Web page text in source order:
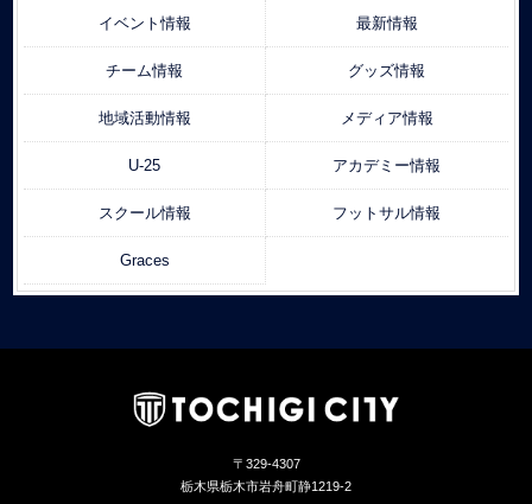
イベント情報 最新情報
チーム情報 グッズ情報
地域活動情報 メディア情報
U-25 アカデミー情報
スクール情報 フットサル情報
Graces
〒329-4307
栃木県栃木市岩舟町静1219-2